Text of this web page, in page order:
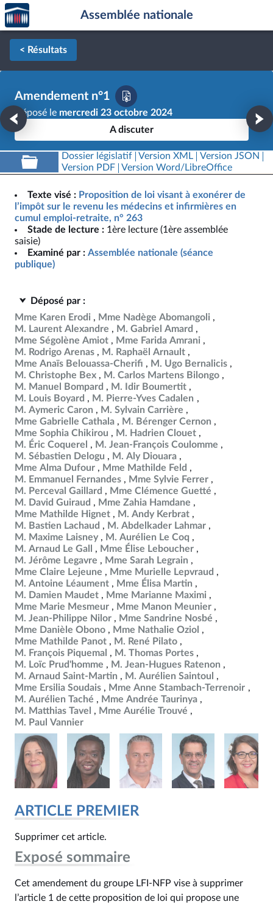
Aller au contenu
Aller en bas de la page
Accèder
à la
page
d'accueil
Assemblée nationale
< Résultats
Amendement n°1
Déposé le mercredi 23 octobre 2024
A discuter
Dossier législatif Version XML
Version JSON
Version PDF
Version Word/LibreOffice
Texte visé : Proposition de loi visant à exonérer de
l’impôt sur le revenu les médecins et infirmières en
cumul emploi-retraite, n° 263
Stade de lecture : 1ère lecture (1ère assemblée
saisie)
Examiné par : Assemblée nationale (séance
publique)
Déposé par :
Mme Karen Erodi
Mme Nadège Abomangoli
M. Laurent Alexandre
M. Gabriel Amard
Mme Ségolène Amiot
Mme Farida Amrani
M. Rodrigo Arenas
M. Raphaël Arnault
Mme Anaïs Belouassa-Cherifi
M. Ugo Bernalicis
M. Christophe Bex
M. Carlos Martens Bilongo
M. Manuel Bompard
M. Idir Boumertit
M. Louis Boyard
M. Pierre-Yves Cadalen
M. Aymeric Caron
M. Sylvain Carrière
Mme Gabrielle Cathala
M. Bérenger Cernon
Mme Sophia Chikirou
M. Hadrien Clouet
M. Éric Coquerel
M. Jean-François Coulomme
M. Sébastien Delogu
M. Aly Diouara
Mme Alma Dufour
Mme Mathilde Feld
M. Emmanuel Fernandes
Mme Sylvie Ferrer
M. Perceval Gaillard
Mme Clémence Guetté
M. David Guiraud
Mme Zahia Hamdane
Mme Mathilde Hignet
M. Andy Kerbrat
M. Bastien Lachaud
M. Abdelkader Lahmar
M. Maxime Laisney
M. Aurélien Le Coq
M. Arnaud Le Gall
Mme Élise Leboucher
M. Jérôme Legavre
Mme Sarah Legrain
Mme Claire Lejeune
Mme Murielle Lepvraud
M. Antoine Léaument
Mme Élisa Martin
M. Damien Maudet
Mme Marianne Maximi
Mme Marie Mesmeur
Mme Manon Meunier
M. Jean-Philippe Nilor
Mme Sandrine Nosbé
Mme Danièle Obono
Mme Nathalie Oziol
Mme Mathilde Panot
M. René Pilato
M. François Piquemal
M. Thomas Portes
M. Loïc Prud'homme
M. Jean-Hugues Ratenon
M. Arnaud Saint-Martin
M. Aurélien Saintoul
Mme Ersilia Soudais
Mme Anne Stambach-Terrenoir
M. Aurélien Taché
Mme Andrée Taurinya
M. Matthias Tavel
Mme Aurélie Trouvé
M. Paul Vannier
ARTICLE PREMIER
Supprimer cet article.
Exposé sommaire
Cet amendement du groupe LFI-NFP vise à supprimer
l’article 1 de cette proposition de loi qui propose une